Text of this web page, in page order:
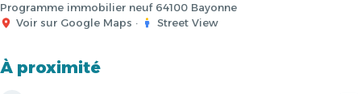
Programme immobilier neuf 64100 Bayonne
Voir sur Google Maps · Street View
À proximité